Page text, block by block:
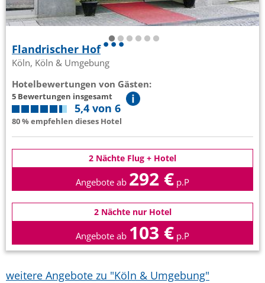
Flandrischer Hof
Köln, Köln & Umgebung
Hotelbewertungen von Gästen:
5 Bewertungen insgesamt
5,4 von 6
80 % empfehlen dieses Hotel
2 Nächte Flug + Hotel
Angebote ab 292 € p.P
2 Nächte nur Hotel
Angebote ab 103 € p.P
weitere Angebote zu "Köln & Umgebung"